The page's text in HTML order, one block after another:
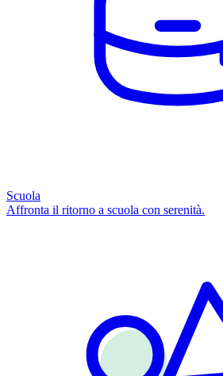
Scuola
Affronta il ritorno a scuola con serenità.